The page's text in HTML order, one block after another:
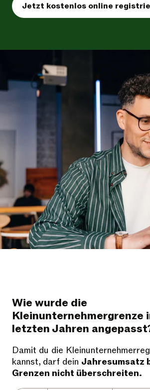
Jetzt kostenlos online
Wie wurde die
Kleinunternehmergrenze
letzten Jahren
Damit du die
kannst, darf dein Jahresumsatz
Grenzen nicht überschreiten.